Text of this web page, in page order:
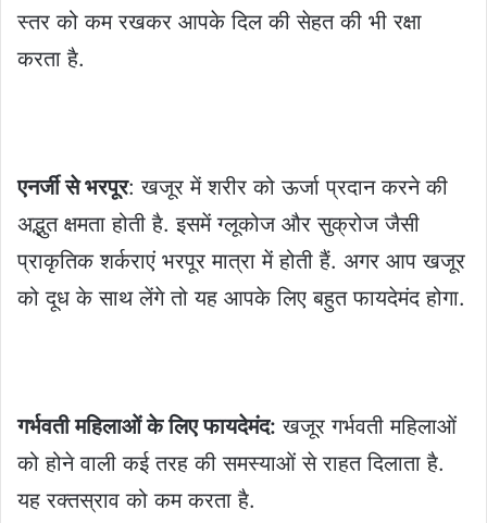
स्तर को कम रखकर आपके दिल की सेहत की भी रक्षा
करता है.
एनर्जी से भरपूर: खजूर में शरीर को ऊर्जा प्रदान करने की
अद्भुत क्षमता होती है. इसमें ग्लूकोज और सुक्रोज जैसी
प्राकृतिक शर्कराएं भरपूर मात्रा में होती हैं. अगर आप खजूर
को दूध के साथ लेंगे तो यह आपके लिए बहुत फायदेमंद होगा.
गर्भवती महिलाओं के लिए फायदेमंद: खजूर गर्भवती महिलाओं
को होने वाली कई तरह की समस्याओं से राहत दिलाता है.
यह रक्तस्राव को कम करता है.